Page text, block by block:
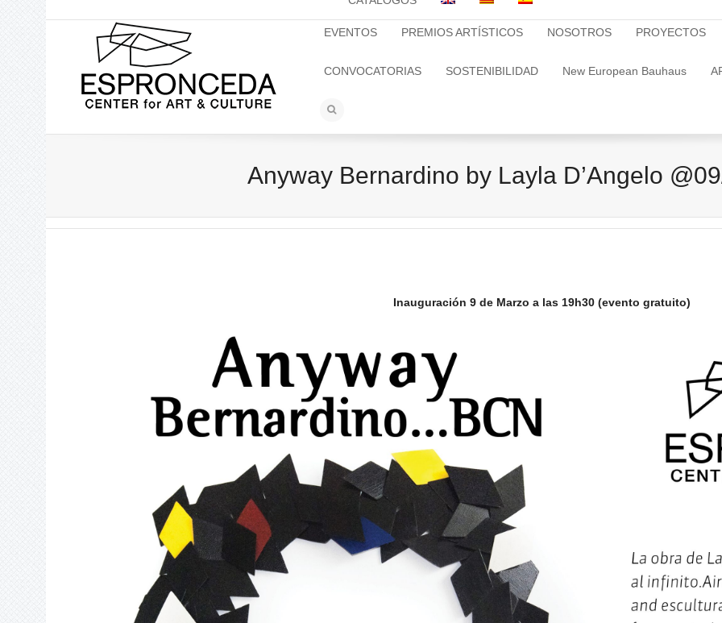
EVENTOS PREMIOS ARTÍSTICOS NOSOTROS PROYECTOS
CONVOCATORIAS SOSTENIBILIDAD New European Bauhaus
Anyway Bernardino by Layla D’Angelo
Inauguración 9 de Marzo a las 19h30 (evento gratuito)